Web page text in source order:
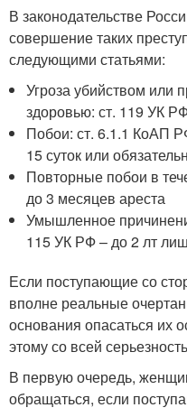
В законодательстве
совершение таких
следующими статьями:
Угроза убийством или
здоровью: ст. 119 УК
Побои: ст. 6.1.1 КоАП
15 суток или
Повторные побои в
до 3 месяцев ареста
Умышленное
115 УК РФ – до 2 лт
Если поступающие со
вполне реальные
основания опасаться их
этому со всей
В первую очередь,
обращаться, если